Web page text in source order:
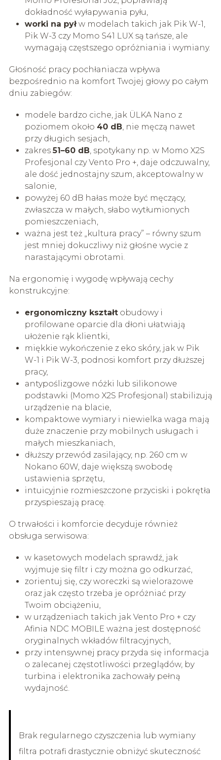
dokładność wyłapywania pyłu,
worki na pyłw modelach takich jak Pik W-1,
Pik W-3 czy Momo S41 LUX są tańsze, ale
wymagają częstszego opróżniania i wymiany.
Głośność pracy pochłaniacza wpływa
bezpośrednio na komfort Twojej głowy po całym
dniu zabiegów:
modele bardzo ciche, jak ÜLKA Nano z
poziomem około 40 dB , nie męczą nawet
przy długich sesjach,
zakres51–60 dB , spotykany np. w Momo X2S
Profesjonal czy Vento Pro +, daje odczuwalny,
ale dość jednostajny szum, akceptowalny w
salonie,
powyżej 60 dB hałas może być męczący,
zwłaszcza w małych, słabo wytłumionych
pomieszczeniach,
ważna jest też „kultura pracy” – równy szum
jest mniej dokuczliwy niż głośne wycie z
narastającymi obrotami.
Na ergonomię i wygodę wpływają cechy
konstrukcyjne:
ergonomiczny kształtobudowy i
profilowane oparcie dla dłoni ułatwiają
ułożenie rąk klientki,
miękkie wykończenie z eko skóry, jak w Pik
W-1 i Pik W-3, podnosi komfort przy dłuższej
pracy,
antypoślizgowe nóżki lub silikonowe
podstawki (Momo X2S Profesjonal) stabilizują
urządzenie na blacie,
kompaktowe wymiary i niewielka waga mają
duże znaczenie przy mobilnych usługach i
małych mieszkaniach,
dłuższy przewód zasilający, np. 260 cm w
Nokano 60W, daje większą swobodę
ustawienia sprzętu,
intuicyjnie rozmieszczone przyciski i pokrętła
przyspieszają pracę.
O trwałości i komforcie decyduje również
obsługa serwisowa:
w kasetowych modelach sprawdź, jak
wyjmuje się filtr i czy można go odkurzać,
zorientuj się, czy woreczki są wielorazowe
oraz jak często trzeba je opróżniać przy
Twoim obciążeniu,
w urządzeniach takich jak Vento Pro + czy
Afinia NDC MOBILE ważna jest dostępność
oryginalnych wkładów filtracyjnych,
przy intensywnej pracy przyda się informacja
o zalecanej częstotliwości przeglądów, by
turbina i elektronika zachowały pełną
wydajność.
Brak regularnego czyszczenia lub wymiany
filtra potrafi drastycznie obniżyć skuteczność